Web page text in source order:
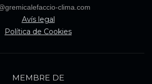
clima.com
Avís legal
Política de Cookies
MEMBRE DE